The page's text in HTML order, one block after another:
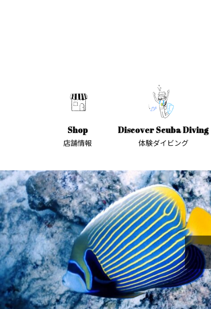
Shop
店舗情報
Discover Scuba Diving
体験ダイビング